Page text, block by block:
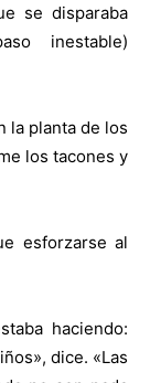
se disparaba
inestable)
la planta de los
los tacones y
esforzarse al
haciendo:
dice. «Las